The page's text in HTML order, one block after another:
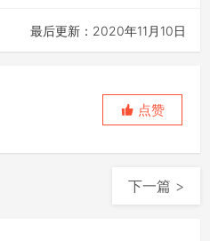
最后更新：2020年11月10日
点赞
下一篇 >